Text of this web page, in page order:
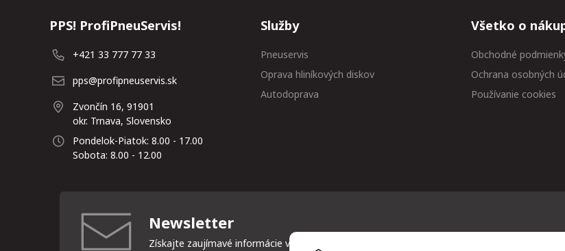
PPS! ProfiPneuServis!
+421 33 777 77 33
pps@profipneuservis.sk
Zvončín 16, 91901
okr. Trnava, Slovensko
Pondelok-Piatok: 8.00 - 17.00
Sobota: 8.00 - 12.00
Služby
Pneuservis
Oprava hliníkových diskov
Autodoprava
Všetko o
Obchodné
Ochrana osobných
Používanie cookies
Newsletter
Získajte zaujímavé informácie vždy medzi prvými